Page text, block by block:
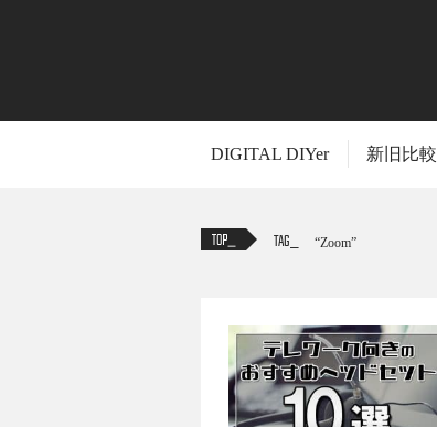
DIGITAL DIYer 新旧比較
TAG Zoom